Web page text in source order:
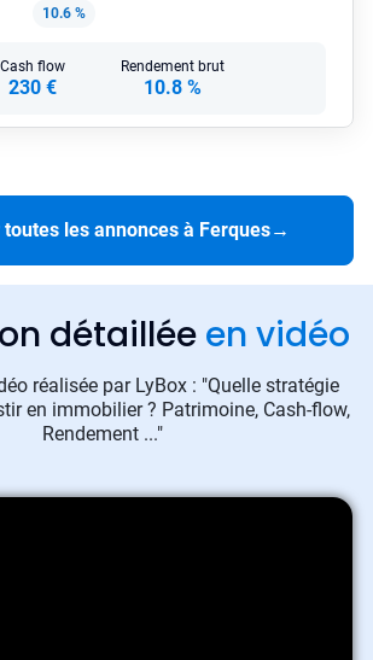
10.6 %
Cash flow
230 €
Rendement brut
10.8 %
toutes les annonces à Ferques→
détaillée en vidéo
réalisée par LyBox : "Quelle stratégie
en immobilier ? Patrimoine, Cash-flow,
Rendement ..."